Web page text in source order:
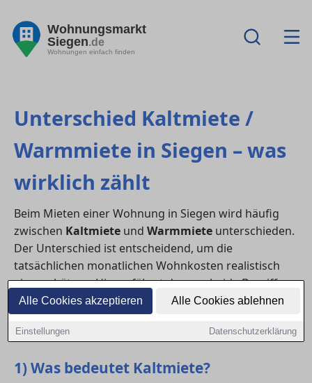
Alle Cookies akzeptieren Alle Cookies ablehnen
Einstellungen Datenschutzerklärung
Wohnungsmarkt
Siegen.de
Wohnungen einfach finden
Unterschied Kaltmiete /
Warmmiete in Siegen – was
wirklich zählt
Beim Mieten einer Wohnung in Siegen wird häufig
zwischen Kaltmiete und Warmmiete unterschieden.
Der Unterschied ist entscheidend, um die
tatsächlichen monatlichen Wohnkosten realistisch
einzuschätzen. Hier erfährst du, was beide Begriffe
genau bedeuten, welche Nebenkosten dazugehören
– und worauf du bei deiner Mietkalkulation achten
solltest.
1) Was bedeutet Kaltmiete?